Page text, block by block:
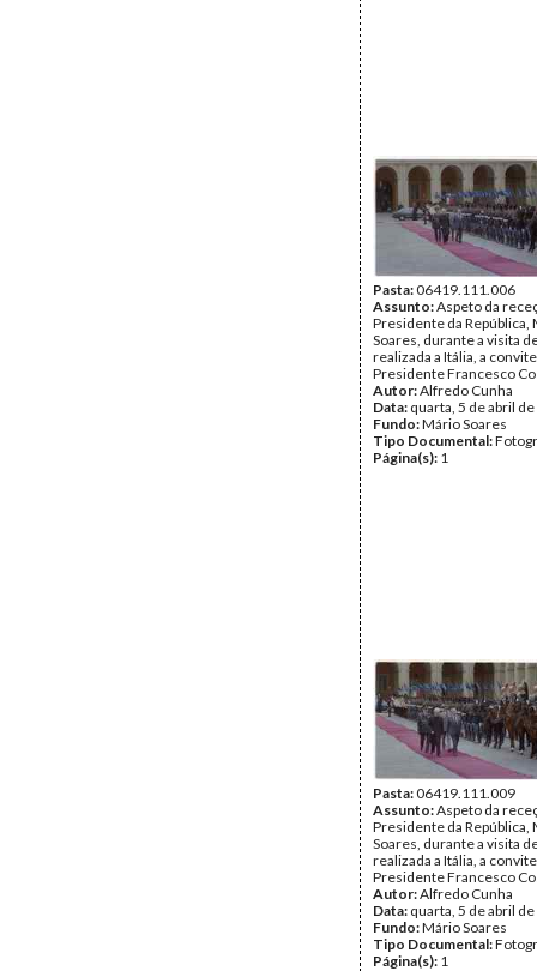
Pasta:06419.111.006
Assunto:Aspeto da
Presidente da República,
Soares, durante a visita
realizada a Itália, a
Presidente Francesco
Autor:Alfredo Cunha
Data: quarta, 5 de abril
Fundo:Mário Soares
Tipo Documental:
Página(s): 1
Pasta:06419.111.009
Assunto:Aspeto da
Presidente da República,
Soares, durante a visita
realizada a Itália, a
Presidente Francesco
Autor:Alfredo Cunha
Data: quarta, 5 de abril
Fundo:Mário Soares
Tipo Documental:
Página(s): 1